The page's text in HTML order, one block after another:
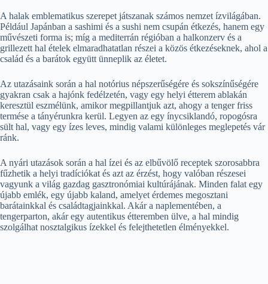
A halak emblematikus szerepet játszanak számos nemzet ízvilágában.
Például Japánban a sashimi és a sushi nem csupán étkezés, hanem egy
művészeti forma is; míg a mediterrán régióban a halkonzerv és a
grillezett hal ételek elmaradhatatlan részei a közös étkezéseknek, ahol a
család és a barátok együtt ünneplik az életet.
Az utazásaink során a hal notórius népszerűségére és sokszínűségére
gyakran csak a hajónk fedélzetén, vagy egy helyi étterem ablakán
keresztül eszmélünk, amikor megpillantjuk azt, ahogy a tenger friss
termése a tányérunkra kerül. Legyen az egy ínycsiklandó, ropogósra
sült hal, vagy egy ízes leves, mindig valami különleges meglepetés vár
ránk.
A nyári utazások során a hal ízei és az elbűvölő receptek szorosabbra
fűzhetik a helyi tradíciókat és azt az érzést, hogy valóban részesei
vagyunk a világ gazdag gasztronómiai kultúrájának. Minden falat egy
újabb emlék, egy újabb kaland, amelyet érdemes megosztani
barátainkkal és családtagjainkkal. Akár a naplementében, a
tengerparton, akár egy autentikus étteremben ülve, a hal mindig
szolgálhat nosztalgikus ízekkel és felejthetetlen élményekkel.